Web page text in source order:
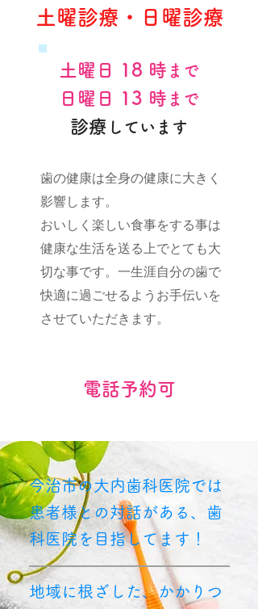
​土曜診療・日曜診療
土曜日 18 時 まで
日曜日 13 時 まで
診療 しています
歯の健康は全身の健康に大きく
影響します。
おいしく楽しい食事をする事は
健康な生活を送る上でとても大
切な事です。一生涯自分の歯で
快適に過ごせるようお手伝いを
させていただきます。
電話予約可
​今治市の大内歯科医院では
患者様との対話がある、歯
科医院を目指してます！
地域に根ざした、かかりつ